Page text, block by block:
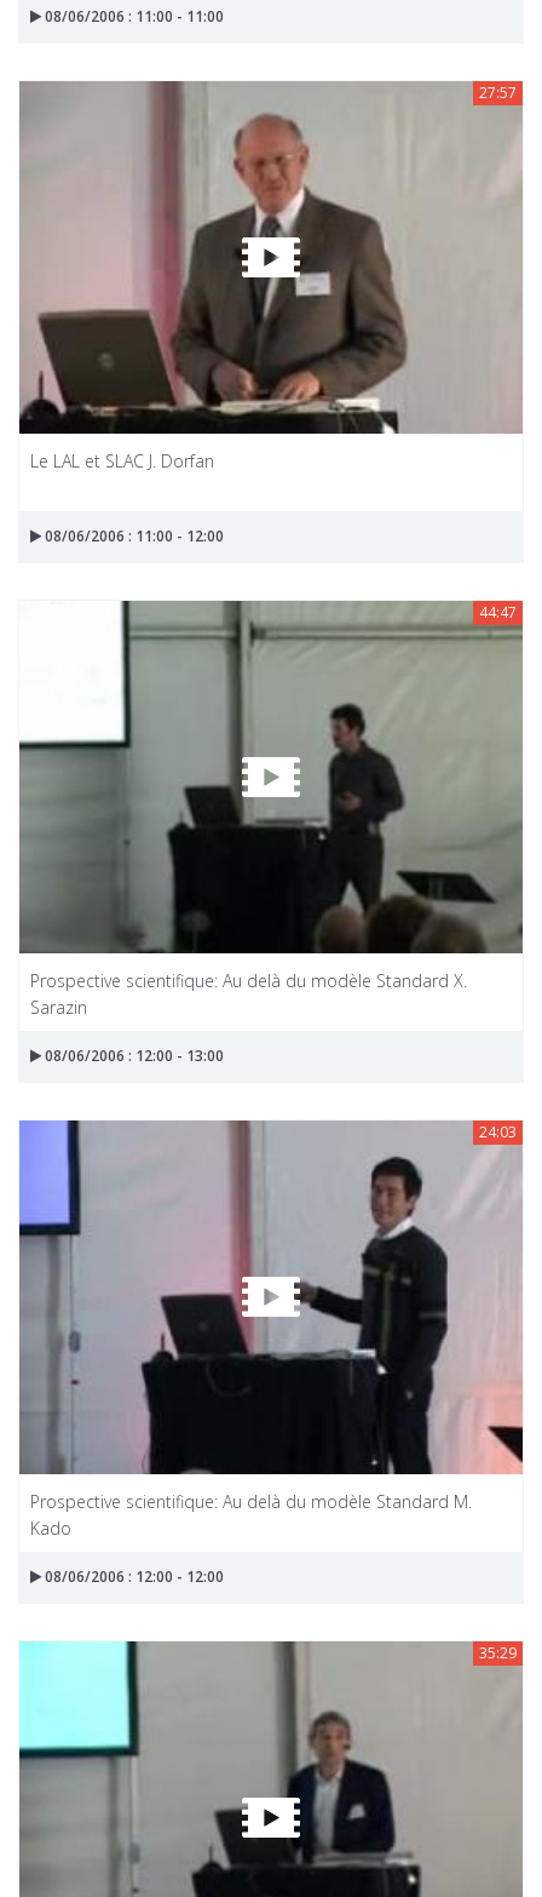
08/06/2006 : 11:00 - 11:00
27:57
Le LAL et SLAC J. Dorfan
08/06/2006 : 11:00 - 12:00
44:47
Prospective scientifique: Au delà du modèle Standard X.
Sarazin
08/06/2006 : 12:00 - 13:00
24:03
Prospective scientifique: Au delà du modèle Standard M.
Kado
08/06/2006 : 12:00 - 12:00
35:29